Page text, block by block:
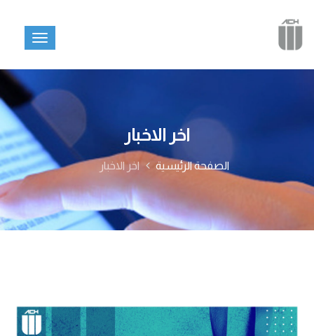
اخر الاخبار
الصفحة الرئيسية اخر الاخبار